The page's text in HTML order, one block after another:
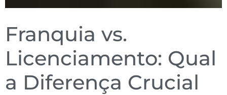
Franquia vs.
Licenciamento: Qual
a Diferença Crucial